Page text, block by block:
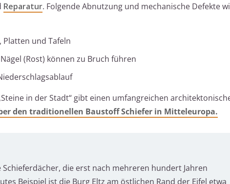
Reparatur. Folgende Abnutzung und mechanische Defekte
Platten und Tafeln
(Rost) können zu Bruch führen
in der Stadt“ gibt einen umfangreichen
den traditionellen Baustoff Schiefer in Mitteleuropa.
die erst nach mehreren hundert Jahren
Beispiel ist die Burg Eltz am östlichen Rand der Eifel etwa